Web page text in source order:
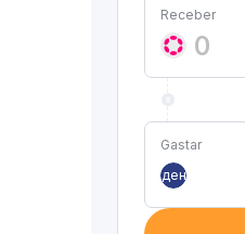
Receber
Gastar
ден